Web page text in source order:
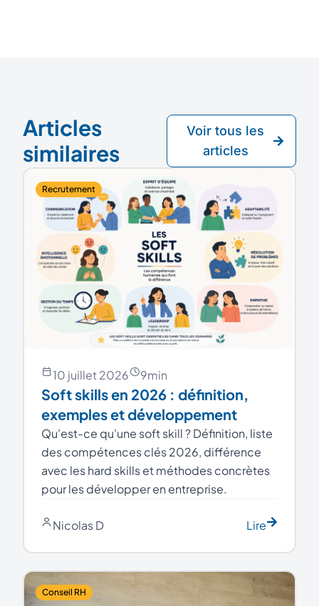
Articles
similaires
Voir tous les
articles
Recrutement
10 juillet 2026 9min
Soft skills en 2026 : définition,
exemples et développement
Qu'est-ce qu'une soft skill ? Définition, liste
des compétences clés 2026, différence
avec les hard skills et méthodes concrètes
pour les développer en entreprise.
Nicolas D Lire
Conseil RH